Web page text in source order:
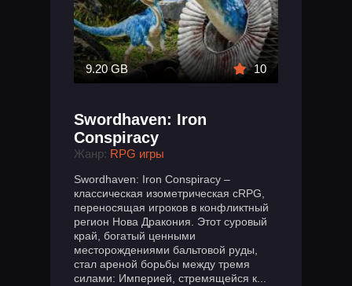
9.20 GB 10
Swordhaven: Iron
Conspiracy
Жанр: RPG игры
Swordhaven: Iron Conspiracy –
классическая изометрическая cRPG,
переносящая игроков в конфликтный
регион Нова Дракония. Этот суровый
край, богатый ценными
месторождениями бальтовой руды,
стал ареной борьбы между тремя
силами: Империей, стремящейся к...